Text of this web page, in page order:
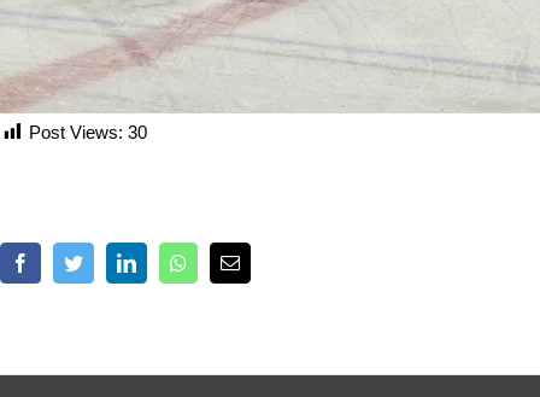
Post Views: 30
FacebookTwitterLinkedInWhatsappEmail